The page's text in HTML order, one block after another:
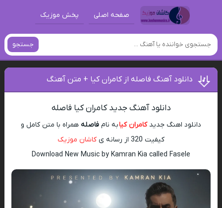
صفحه اصلی پخش موزیک
جستجو
دانلود آهنگ فاصله از کامران کیا + متن آهنگ
دانلود آهنگ جدید کامران کیا فاصله
دانلود اهنگ جدیدکامران کیابه نام فاصله همراه با متن کامل و
کیفیت 320 از رسانه ی
کاشان موزیک
Download New Music by Kamran Kia called Fasele